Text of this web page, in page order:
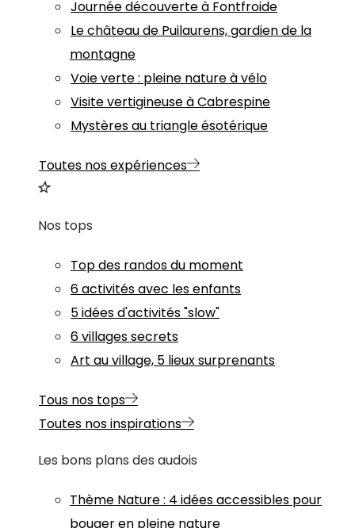
Journée découverte à Fontfroide
Le château de Puilaurens, gardien de la
montagne
Voie verte : pleine nature à vélo
Visite vertigineuse à Cabrespine
Mystères au triangle ésotérique
Toutes nos expériences
Nos tops
Top des randos du moment
6 activités avec les enfants
5 idées d'activités "slow"
6 villages secrets
Art au village, 5 lieux surprenants
Tous nos tops
Toutes nos inspirations
Les bons plans des audois
Thème Nature: 4 idées accessibles pour
bouger en pleine nature